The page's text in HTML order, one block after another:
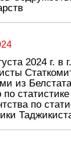
2024 г. в
из
по